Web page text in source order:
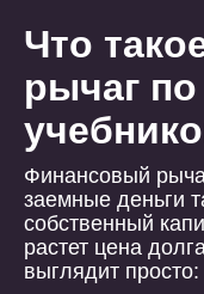
Что
рычаг по
Финансовый
заемные деньги
собственный
растет цена
выглядит просто: